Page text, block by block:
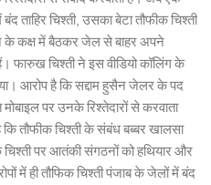
ताहिर चिश्ती, उसका बेटा तौफीक चिश्ती
के कक्ष में बैठकर जेल से बाहर अपने
फारुख चिश्ती ने इस वीडियो कॉलिंग के
आरोप है कि सद्दाम हुसैन जेलर के पद
पर उनके रिश्तेदारों से करवाता
कि तौफीक चिश्ती के संबंध बब्बर खालसा
पर आतंकी संगठनों को हथियार और
में ही तौफिक चिश्ती पंजाब के जेलों में बंद